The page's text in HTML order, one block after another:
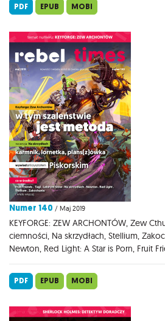
PDF EPUB MOBI
Numer 140 / Maj 2019
KEYFORGE: ZEW ARCHONTÓW, Zew
ciemności, Na skrzydłach, Stellium,
Newton, Red Light: A Star is Porn, Fruit
PDF EPUB MOBI